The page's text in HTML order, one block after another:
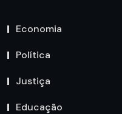
Economia
Política
Justiça
Educação